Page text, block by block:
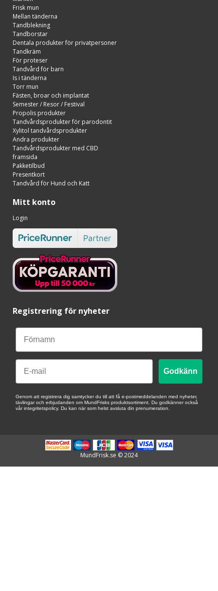
Frisk mun
Mellan tänderna
Tandblekning
Tandborstar
Dentala produkter för privatpersoner
Tandkräm
För proteser
Tandvård för barn
Is i tänderna
Torr mun
Fästen, broar och implantat
Semester / Resor / Festival
Propolis produkter
Tandvårdsprodukter för parodontit
Xylitol tandvårdsprodukter
Andra produkter
Tandvårdsprodukter med CBD
framsida
Pakketilbud
Presentkort
Tandvård för Hund och Katt
Mitt konto
Login
Registrering för nyheter
Email
Godkänn
Genom att registrera dig samtycker du till att få e-postmeddelanden med nyheter,
tävlingar och erbjudanden om MundFrisks produktsortiment. Du godkänner också
vår integritetspolicy. Du kan när som helst avsluta din prenumeration.
MundFrisk.se © 2024